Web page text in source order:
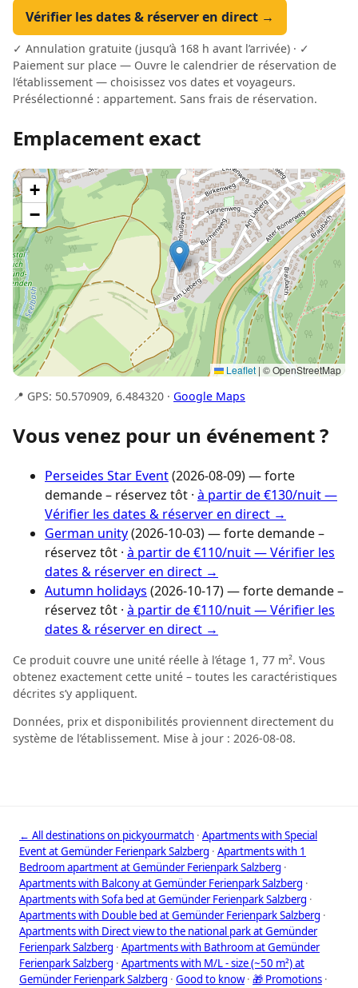
Vérifier les dates & réserver en direct →
✓ Annulation gratuite (jusqu’à 168 h avant l’arrivée) · ✓
Paiement sur place — Ouvre le calendrier de réservation de
l’établissement — choisissez vos dates et voyageurs.
Présélectionné : appartement. Sans frais de réservation.
Emplacement exact
+
−
Leaflet | © OpenStreetMap
📍 GPS: 50.570909, 6.484320 · Google Maps
Vous venez pour un événement ?
Perseides Star Event(2026-08-09) — forte
demande – réservez tôt · à partir de €130/nuit —
Vérifier les dates & réserver en direct →
German unity(2026-10-03) — forte demande –
réservez tôt · à partir de €110/nuit — Vérifier les
dates & réserver en direct →
Autumn holidays (2026-10-17) — forte demande –
réservez tôt · à partir de €110/nuit — Vérifier les
dates & réserver en direct →
Ce produit couvre une unité réelle à l’étage 1, 77 m². Vous
obtenez exactement cette unité – toutes les caractéristiques
décrites s’y appliquent.
Données, prix et disponibilités proviennent directement du
système de l’établissement. Mise à jour : 2026-08-08.
← All destinations on pickyourmatch · Apartments with Special
Event at Gemünder Ferienpark Salzberg · Apartments with 1
Bedroom apartment at Gemünder Ferienpark Salzberg ·
Apartments with Balcony at Gemünder Ferienpark Salzberg ·
Apartments with Sofa bed at Gemünder Ferienpark Salzberg ·
Apartments with Double bed at Gemünder Ferienpark Salzberg ·
Apartments with Direct view to the national park at Gemünder
Ferienpark Salzberg · Apartments with Bathroom at Gemünder
Ferienpark Salzberg · Apartments with M/L - size (~50 m²) at
Gemünder Ferienpark Salzberg · Good to know· 🎁 Promotions ·